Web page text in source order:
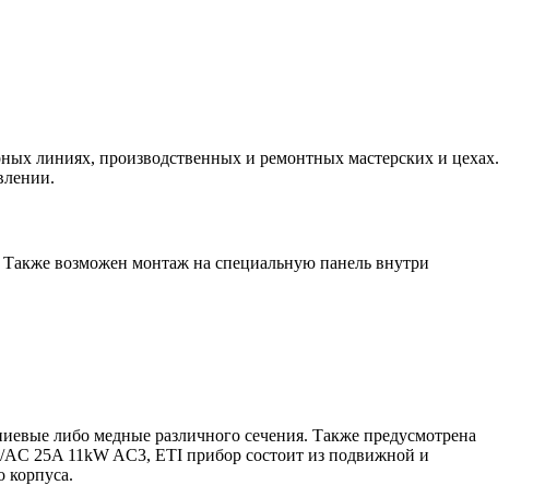
линиях, производственных и ремонтных мастерских и цехах.
возможен монтаж на специальную панель внутри
либо медные различного сечения. Также предусмотрена
AC 25A 11kW AC3, ETI прибор состоит из подвижной и
корпуса.